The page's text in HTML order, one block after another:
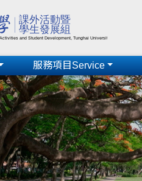
服務項目Service